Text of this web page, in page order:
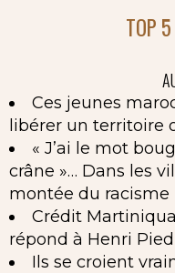
TOP
Ces jeunes
libérer un territoire
« J’ai le mot
crâne »… Dans les
montée du
Crédit
répond à Henri Pied
Ils se croient